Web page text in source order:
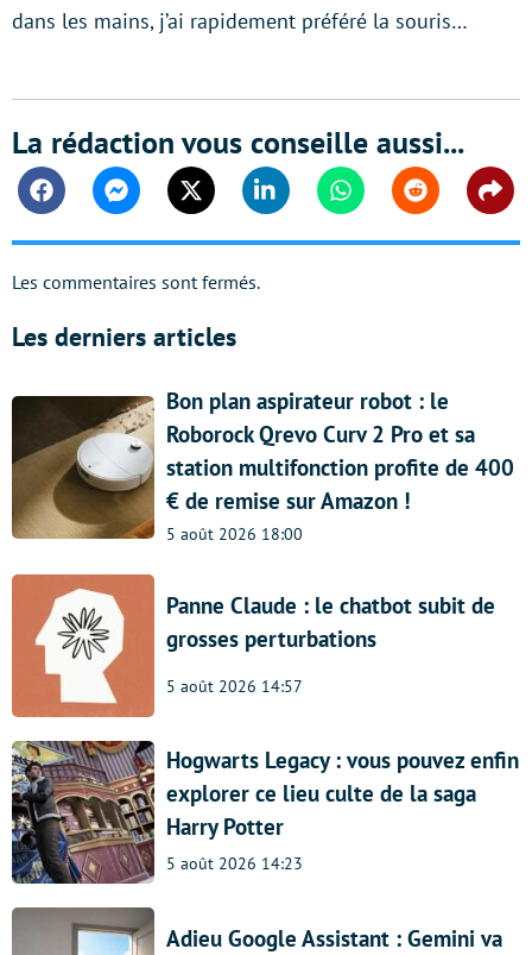
dans les mains, j’ai rapidement préféré la souris…
La rédaction vous conseille aussi...
FacebookMessengerTwitter Linkedin WhatsappReddit
Les commentaires sont fermés.
Les derniers articles
Bon plan aspirateur robot : le
Roborock Qrevo Curv 2 Pro et sa
station multifonction profite de 400
€ de remise sur Amazon !
5 août 2026 18:00
Panne Claude : le chatbot subit de
grosses perturbations
5 août 2026 14:57
Hogwarts Legacy : vous pouvez enfin
explorer ce lieu culte de la saga
Harry Potter
5 août 2026 14:23
Adieu Google Assistant : Gemini va